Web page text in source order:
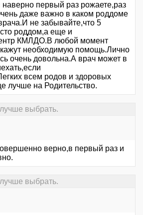
первый раз рожаете,раз
даже важно в каком роддоме
не забывайте,что 5
роддом,а еще и
КМЛДО.В любой момент
необходимую помощь.Лично
очень довольна.А врач может в
всем родов и здоровых
лучше на Родительство.
выбрать.
верно,в первый раз и
выбрать.